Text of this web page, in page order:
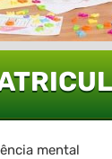
mental